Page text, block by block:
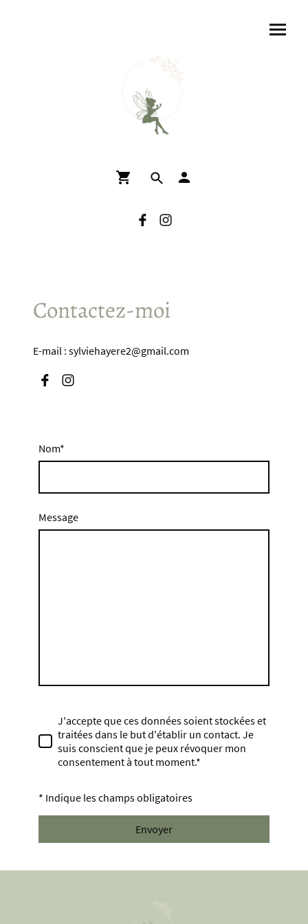
Contactez-moi
E-mail : sylviehayere2@gmail.com
Nom*
Message
J'accepte que ces données soient stockées et
traitées dans le but d'établir un contact. Je
suis conscient que je peux révoquer mon
consentement à tout moment.*
* Indique les champs obligatoires
Envoyer